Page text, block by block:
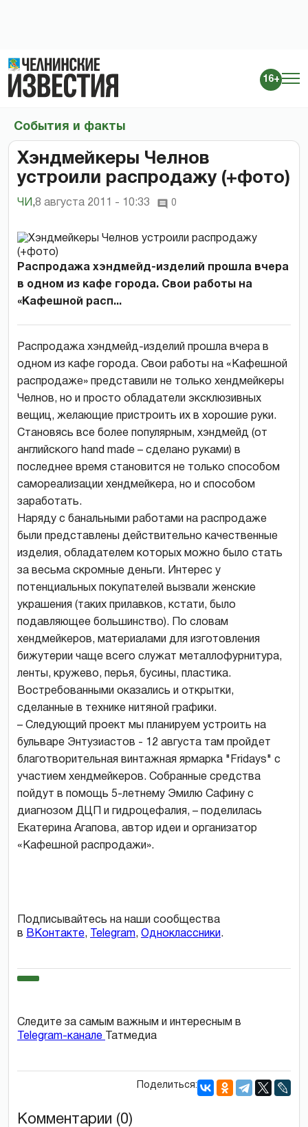
16+
События и факты
Хэндмейкеры Челнов
устроили распродажу (+фото)
ЧИ ,8 августа 2011 - 10:33 0
Распродажа хэндмейд-изделий прошла вчера
в одном из кафе города. Свои работы на
«Кафешной расп...
Распродажа хэндмейд-изделий прошла вчера в
одном из кафе города. Свои работы на «Кафешной
распродаже» представили не только хендмейкеры
Челнов, но и просто обладатели эксклюзивных
вещиц, желающие пристроить их в хорошие руки.
Становясь все более популярным, хэндмейд (от
английского hand made – сделано руками) в
последнее время становится не только способом
самореализации хендмейкера, но и способом
заработать.
Наряду с банальными работами на распродаже
были представлены действительно качественные
изделия, обладателем которых можно было стать
за весьма скромные деньги. Интерес у
потенциальных покупателей вызвали женские
украшения (таких прилавков, кстати, было
подавляющее большинство). По словам
хендмейкеров, материалами для изготовления
бижутерии чаще всего служат металлофурнитура,
ленты, кружево, перья, бусины, пластика.
Востребованными оказались и открытки,
сделанные в технике нитяной графики.
– Следующий проект мы планируем устроить на
бульваре Энтузиастов - 12 августа там пройдет
благотворительная винтажная ярмарка "Fridays" с
участием хендмейкеров. Собранные средства
пойдут в помощь 5-летнему Эмилю Сафину с
диагнозом ДЦП и гидроцефалия, – поделилась
Екатерина Агапова, автор идеи и организатор
«Кафешной распродажи».
Подписывайтесь на наши сообщества
в ВКонтакте, Telegram, Одноклассники.
Следите за самым важным и интересным в
Telegram-канале
Татмедиа
Поделиться:
Комментарии (0)